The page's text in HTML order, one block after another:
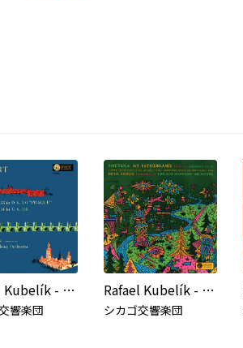
Rafael Kubelík - The Mercury Masters (Vol. 8 - Mozart: Symphonies Nos. 34 & 38)
響楽団
Rafael Kubelík - The Mercury Masters (Vol. 7 - Smetana: Má Vlast)
シカゴ交響楽団